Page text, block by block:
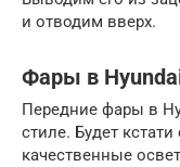
и отводим вверх.
Фары в
Передние фары в
стиле. Будет
качественные